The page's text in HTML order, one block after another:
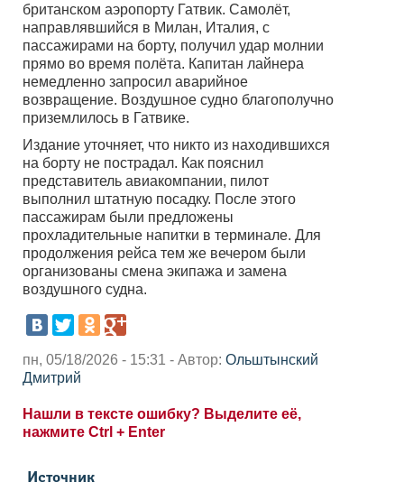
британском аэропорту Гатвик. Самолёт,
направлявшийся в Милан, Италия, с
пассажирами на борту, получил удар молнии
прямо во время полёта. Капитан лайнера
немедленно запросил аварийное
возвращение. Воздушное судно благополучно
приземлилось в Гатвике.
Издание уточняет, что никто из находившихся
на борту не пострадал. Как пояснил
представитель авиакомпании, пилот
выполнил штатную посадку. После этого
пассажирам были предложены
прохладительные напитки в терминале. Для
продолжения рейса тем же вечером были
организованы смена экипажа и замена
воздушного судна.
пн, 05/18/2026 - 15:31 - Автор: Ольштынский
Дмитрий
Нашли в тексте ошибку? Выделите её,
нажмите Ctrl + Enter
Источник